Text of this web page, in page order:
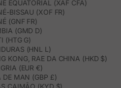
EQUATORIAL (XAF CFA)
BISSAU (XOF FR)
(GNF FR)
(GMD D)
(HTG G)
(HNL L)
KONG, RAE DA CHINA (HKD $)
(EUR €)
DE MAN (GBP £)
CAIMÃO (KYD $)